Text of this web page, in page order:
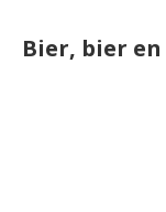
Bier, bier